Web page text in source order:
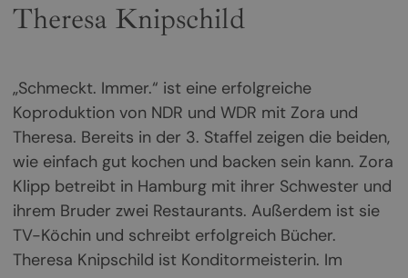
Theresa Knipschild
„Schmeckt. Immer.“ ist eine erfolgreiche
Koproduktion von NDR und WDR mit Zora und
Theresa. Bereits in der 3. Staffel zeigen die beiden,
wie einfach gut kochen und backen sein kann. Zora
Klipp betreibt in Hamburg mit ihrer Schwester und
ihrem Bruder zwei Restaurants. Außerdem ist sie
TV-Köchin und schreibt erfolgreich Bücher.
Theresa Knipschild ist Konditormeisterin. Im